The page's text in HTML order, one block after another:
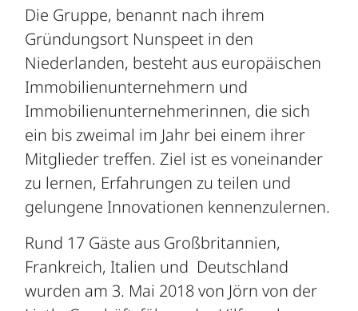
Die Gruppe, benannt nach ihrem
Gründungsort Nunspeet in den
Niederlanden, besteht aus europäischen
Immobilienunternehmern und
Immobilienunternehmerinnen, die sich
ein bis zweimal im Jahr bei einem ihrer
Mitglieder treffen. Ziel ist es voneinander
zu lernen, Erfahrungen zu teilen und
gelungene Innovationen kennenzulernen.
Rund 17 Gäste aus Großbritannien,
Frankreich, Italien und Deutschland
wurden am 3. Mai 2018 von Jörn von der